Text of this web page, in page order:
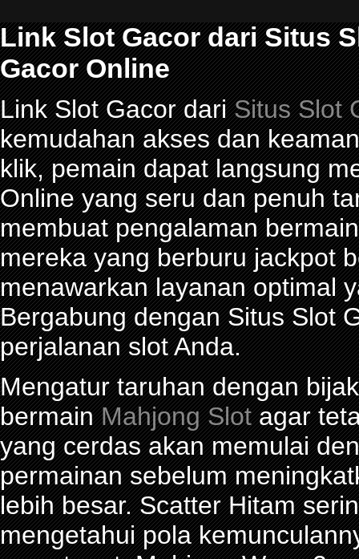
Link Slot Gacor dari Situs
Gacor Online
Link Slot Gacor dariSitus Slot
kemudahan akses dan
klik, pemain dapat langsung
Online yang seru dan penuh
membuat pengalaman
mereka yang berburu jackpot
menawarkan layanan optimal
Bergabung dengan Situs Slot
perjalanan slot Anda.
Mengatur taruhan dengan
bermainMahjong Slotagar
yang cerdas akan memulai
permainan sebelum
lebih besar. Scatter Hitam
mengetahui pola